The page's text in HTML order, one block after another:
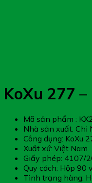
KoXu 277
Mã sản phẩm :
Nhà sản xuất: Chi
Công dụng: KoXu
Xuất xứ: Việt Nam
Giấy phép: 4107/
Quy cách: Hộp 90
Tình trạng hàng: